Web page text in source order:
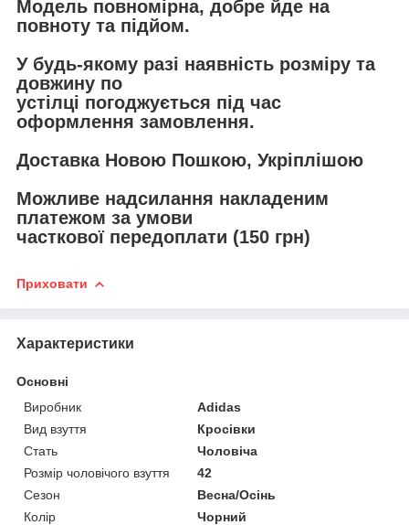
Модель повномірна, добре йде на
повноту та підйом.
У будь-якому разі наявність розміру та
довжину по
устілці погоджується під час
оформлення замовлення.
Доставка Новою Пошкою, Укріплішою
Можливе надсилання накладеним
платежом за умови
часткової передоплати (150 грн)
Приховати
Характеристики
Основні
Виробник
Adidas
Вид взуття
Кросівки
Стать
Чоловіча
Розмір чоловічого взуття
42
Сезон
Весна/Осінь
Колір
Чорний